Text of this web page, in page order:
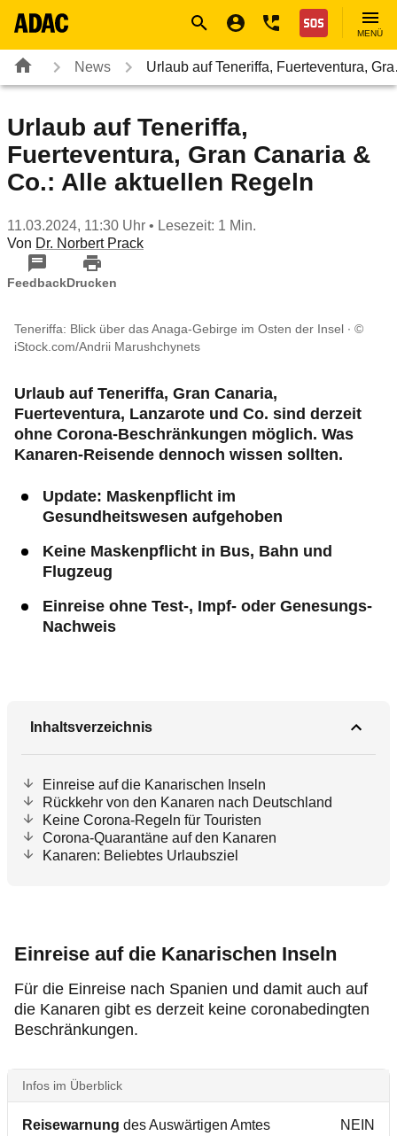
Nothilfe
MENÜ
News Urlaub auf Teneriffa, Fuerteventura,
Urlaub auf Teneriffa,
Fuerteventura, Gran Canaria &
Co.: Alle aktuellen Regeln
11.03.2024, 11:30 Uhr • Lesezeit: 1 Min.
Von Dr. Norbert Prack
FeedbackDrucken
Teneriffa: Blick über das Anaga-Gebirge im Osten der Insel
©
iStock.com/Andrii Marushchynets
Urlaub auf Teneriffa, Gran Canaria,
Fuerteventura, Lanzarote und Co. sind derzeit
ohne Corona-Beschränkungen möglich. Was
Kanaren-Reisende dennoch wissen sollten.
Update: Maskenpflicht im
Gesundheitswesen aufgehoben
Keine Maskenpflicht in Bus, Bahn und
Flugzeug
Einreise ohne Test-, Impf- oder Genesungs-
Nachweis
Inhaltsverzeichnis
Einreise auf die Kanarischen Inseln
Rückkehr von den Kanaren nach Deutschland
Keine Corona-Regeln für Touristen
Corona-Quarantäne auf den Kanaren
Kanaren: Beliebtes Urlaubsziel
Einreise auf die Kanarischen Inseln
Für die Einreise nach Spanien und damit auch auf
die Kanaren gibt es derzeit keine coronabedingten
Beschränkungen.
Infos im Überblick
Reisewarnung des Auswärtigen Amtes NEIN